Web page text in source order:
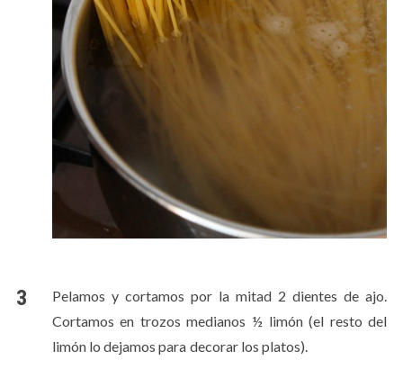
Pelamos y cortamos por la mitad 2 dientes de ajo.
Cortamos en trozos medianos ½ limón (el resto del
limón lo dejamos para decorar los platos).